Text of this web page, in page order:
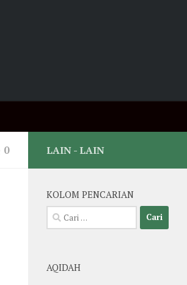
0 LAIN - LAIN
KOLOM PENCARIAN
Cari
untuk:
AQIDAH